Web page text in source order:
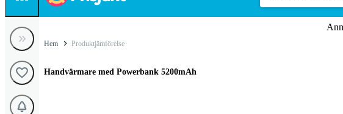
Hem Produktjämförelse
Handvärmare med Powerbank 5200mAh